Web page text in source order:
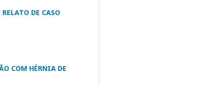
DE CASO
COM HÉRNIA DE